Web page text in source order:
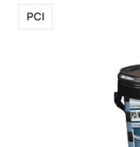
PCI